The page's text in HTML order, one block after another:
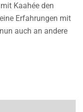
Kaahée den
Erfahrungen mit
auch an andere